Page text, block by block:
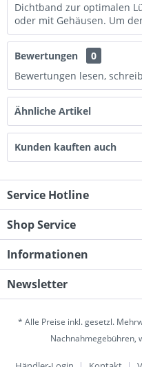
Dichtband zur optimalen
oder mit Gehäusen. Um
Bewertungen
0
Bewertungen lesen,
Ähnliche Artikel
Kunden kauften auch
Service Hotline
Shop Service
Informationen
Newsletter
* Alle Preise inkl. gesetzl.
Nachnahmegebühren,